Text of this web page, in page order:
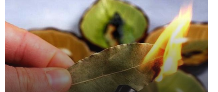
Este normal să te simți obosită după o zi lungă
la serviciu sau dacă nu ai dormit suficient, dar
dacă se întâmplă în fiecare zi, chiar dacă te
odihnești suficient, ar trebui să faci o
programare la un cardiolog.
Indigestia, greața, vărsăturile și eructațiile